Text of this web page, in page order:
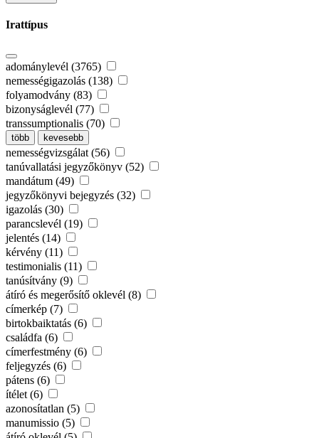
Irattípus
adománylevél (3765)
nemességigazolás (138)
folyamodvány (83)
bizonyságlevél (77)
transsumptionalis (70)
több kevesebb
nemességvizsgálat (56)
tanúvallatási jegyzőkönyv (52)
mandátum (49)
jegyzőkönyvi bejegyzés (32)
igazolás (30)
parancslevél (19)
jelentés (14)
kérvény (11)
testimonialis (11)
tanúsítvány (9)
átíró és megerősítő oklevél (8)
címerkép (7)
birtokbaiktatás (6)
családfa (6)
címerfestmény (6)
feljegyzés (6)
pátens (6)
ítélet (6)
azonosítatlan (5)
manumissio (5)